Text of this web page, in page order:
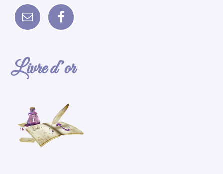
Livre d’or